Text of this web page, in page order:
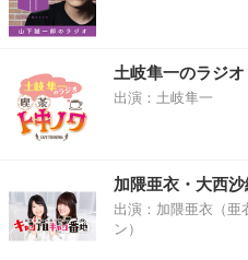
土岐隼一のラジ
出演：土岐隼一
加隈亜衣・大西
出演：加隈亜衣（亜
ン）